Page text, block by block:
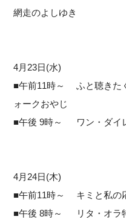
網走のよしゆき
4月23日(水)
■午前11時～ ふと聴きた
ォークおやじ
■午後 9時～ ワン・ダイ
4月24日(木)
■午前11時～ キミと私の
■午後 8時～ リタ・オラ